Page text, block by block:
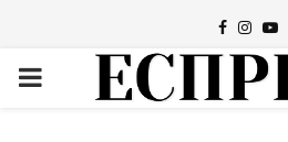
Facebook
PRIMARY